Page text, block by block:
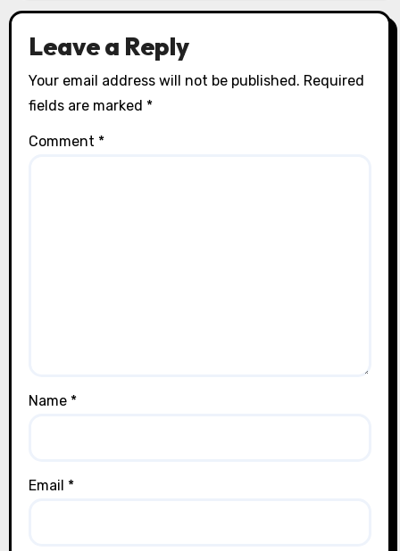
Leave a Reply
Your email address will not be published. Required
fields are marked *
Comment *
Name *
Email *